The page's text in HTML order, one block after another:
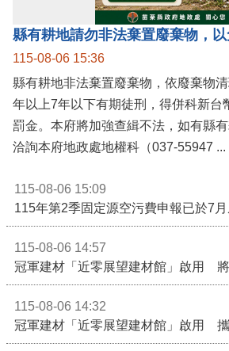
縣有耕地請勿非法棄置廢棄物，
115-08-06 15:36
縣有耕地非法棄置廢棄物，依廢棄物
年以上7年以下有期徒刑，得併科新台
罰金。本府將加強查緝不法，如有縣
洽詢本府地政處地權科（037-55947 ...
115-08-06 15:09
115-08-06 14:57
115-08-06 14:32